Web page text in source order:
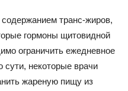
транс-жиров,
гормоны щитовидной
ограничить ежедневное
некоторые врачи
жареную пищу из